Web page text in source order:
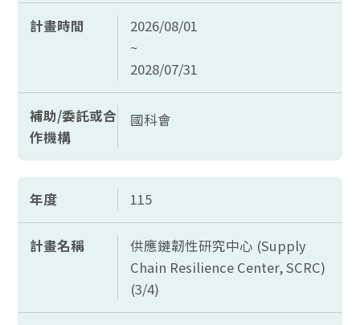
計畫時間
2026/08/01
~
2028/07/31
補助/委託或合
作機構
國科會
年度 115
計畫名稱
供應鏈韌性研究中心 (Supply
Chain Resilience Center, SCRC)
(3/4)